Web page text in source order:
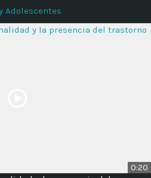
Adolescentes
0:20